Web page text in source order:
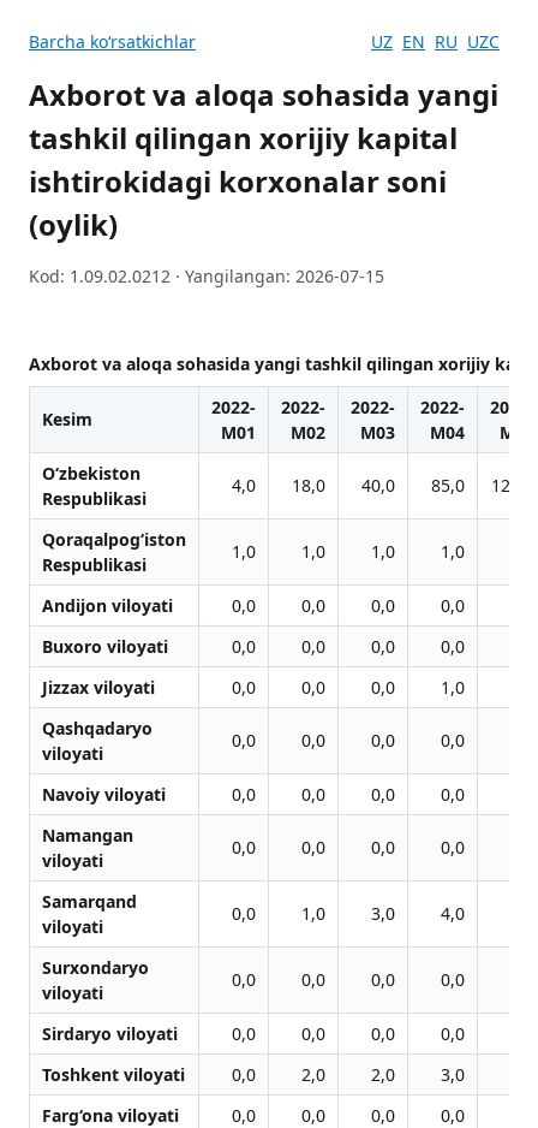
Barcha koʻrsatkichlar UZ EN RU UZC
Axborot va aloqa sohasida yangi
tashkil qilingan xorijiy kapital
ishtirokidagi korxonalar soni
(oylik)
Kod: 1.09.02.0212 · Yangilangan: 2026-07-15
Axborot va aloqa sohasida yangi tashkil qilingan xorijiy
Kesim
2022-
M01
2022-
M02
2022-
M03
2022-
M04
2022-
M05
O‘zbekiston
Respublikasi
4,0 18,0 40,0 85,0 120,0
Qoraqalpog‘iston
Respublikasi
1,0 1,0 1,0 1,0
Andijon viloyati 0,0 0,0 0,0 0,0
Buxoro viloyati
0,0 0,0 0,0 0,0
Jizzax viloyati
0,0 0,0 0,0 1,0
Qashqadaryo
viloyati
0,0 0,0 0,0 0,0
Navoiy viloyati 0,0 0,0 0,0 0,0
Namangan
viloyati
0,0 0,0 0,0 0,0
Samarqand
viloyati
0,0 1,0 3,0 4,0
Surxondaryo
viloyati
0,0 0,0 0,0 0,0
Sirdaryo viloyati 0,0 0,0 0,0 0,0
Toshkent viloyati
0,0 2,0 2,0 3,0
Farg‘ona viloyati
0,0 0,0 0,0 0,0